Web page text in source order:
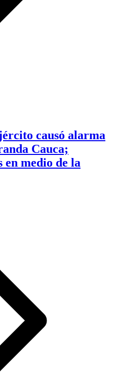
causó alarma
Cauca;
en medio de la